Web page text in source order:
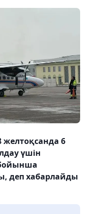
6
үшін
деп хабарлайды